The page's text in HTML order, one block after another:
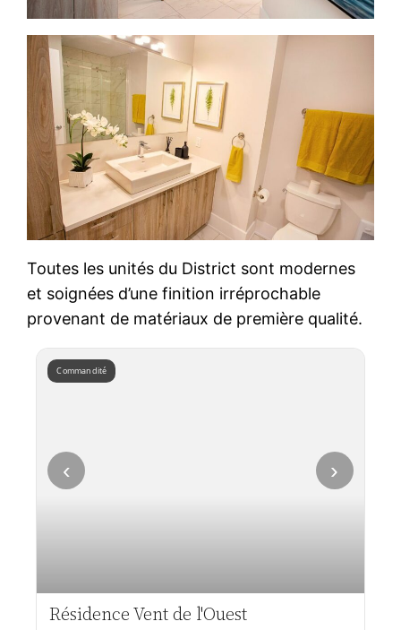
Toutes les unités du District sont modernes
et soignées d’une finition irréprochable
provenant de matériaux de première qualité.
Commandité
‹ ›
Résidence Vent de l'Ouest